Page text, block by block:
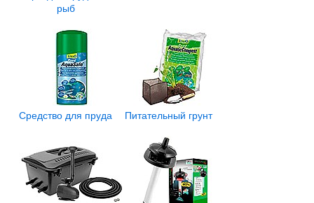
рыб
Средство для пруда Питательный грунт